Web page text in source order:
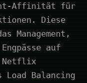
Affinität für
Diese
Management,
auf
Netflix
Balancing